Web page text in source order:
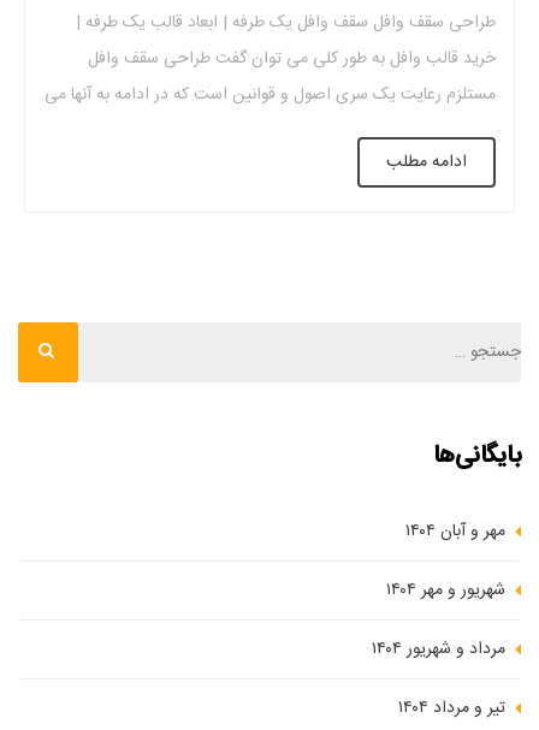
طراحی سقف وافل سقف وافل یک طرفه | ابعاد قالب یک طرفه |
خرید قالب وافل به طور کلی می توان گفت طراحی سقف وافل
مستلزم رعایت یک سری اصول و قوانین است که در ادامه به آنها می
پردازیم. کنترل و اندازه گیری فاصله مرکز به مرکز تیرها طبق آیین نامه
اجرایی خیز سقف […]
ادامه مطلب
بایگانی‌ها
مهر و آبان ۱۴۰۴
شهریور و مهر ۱۴۰۴
مرداد و شهریور ۱۴۰۴
تیر و مرداد ۱۴۰۴